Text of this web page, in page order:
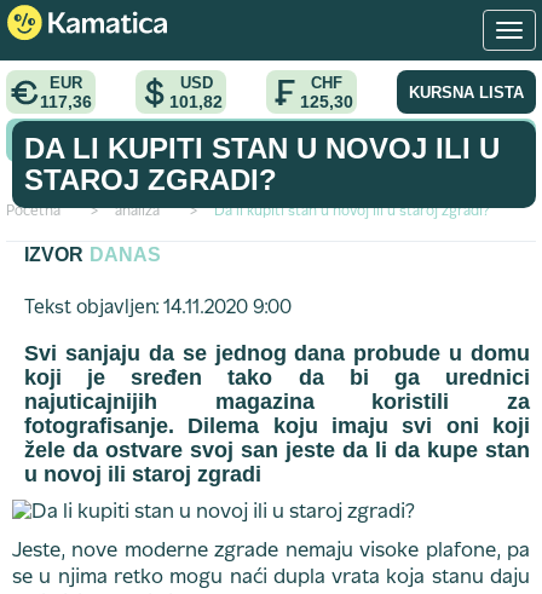
EUR
117,36
USD
101,82
CHF
125,30 KURSNA LISTA
KONVERTOR VALUTA
Početna > analiza > Da li kupiti stan u novoj ili u staroj zgradi?
DA LI KUPITI STAN U NOVOJ ILI U
STAROJ ZGRADI?
IZVOR DANAS
Tekst objavljen: 14.11.2020 9:00
Svi sanjaju da se jednog dana probude u domu
koji je sređen tako da bi ga urednici
najuticajnijih magazina koristili za
fotografisanje. Dilema koju imaju svi oni koji
žele da ostvare svoj san jeste da li da kupe stan
u novoj ili staroj zgradi
Jeste, nove moderne zgrade nemaju visoke plafone, pa
se u njima retko mogu naći dupla vrata koja stanu daju